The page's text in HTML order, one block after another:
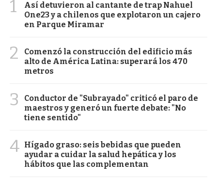
1
Así detuvieron al cantante de trap Nahuel
One23 y a chilenos que explotaron un cajero
en Parque Miramar
2
Comenzó la construcción del edificio más
alto de América Latina: superará los 470
metros
3
Conductor de "Subrayado" criticó el paro de
maestros y generó un fuerte debate: "No
tiene sentido"
4 Hígado graso: seis bebidas que pueden
ayudar a cuidar la salud hepática y los
hábitos que las complementan